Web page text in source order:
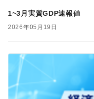
1~3月実質GDP速報値
2026年05月19日